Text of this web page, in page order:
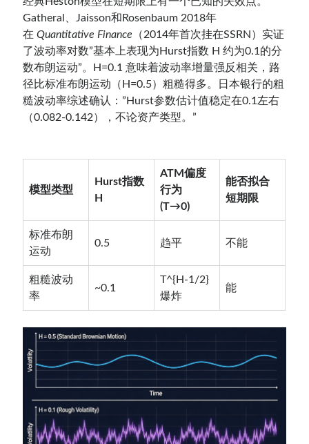
Gatheral、Jaisson和Rosenbaum 2018年
在Quantitative Finance （2014年首次挂在SSRN）实证
了波动率对数”基本上表现为Hurst指数 H 约为0.1的分
数布朗运动”。H=0.1 意味着波动率增量强反相关，路
径比标准布朗运动（H=0.5）粗糙得多。日本银行的粗
糙波动率综述确认：”Hurst参数估计值稳定在0.1左右
（0.082-0.142），不论资产类型。”
模型类型
Hurst指数
H
ATM偏度
行为
(T→0)
能否拟合
短期限
标准布朗
运动
0.5 趋平 不能
粗糙波动
率
~0.1
T^{H-1/2}
爆炸
能